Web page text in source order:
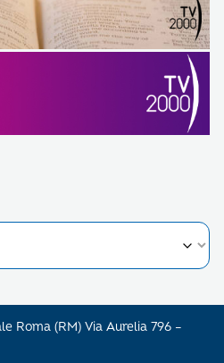
Roma (RM) Via Aurelia 796 –